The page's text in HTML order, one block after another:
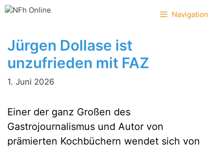
Zum
Navigation
Jürgen Dollase ist
unzufrieden mit FAZ
1. Juni 2026
Einer der ganz Großen des
Gastrojournalismus und Autor von
prämierten Kochbüchern wendet sich von